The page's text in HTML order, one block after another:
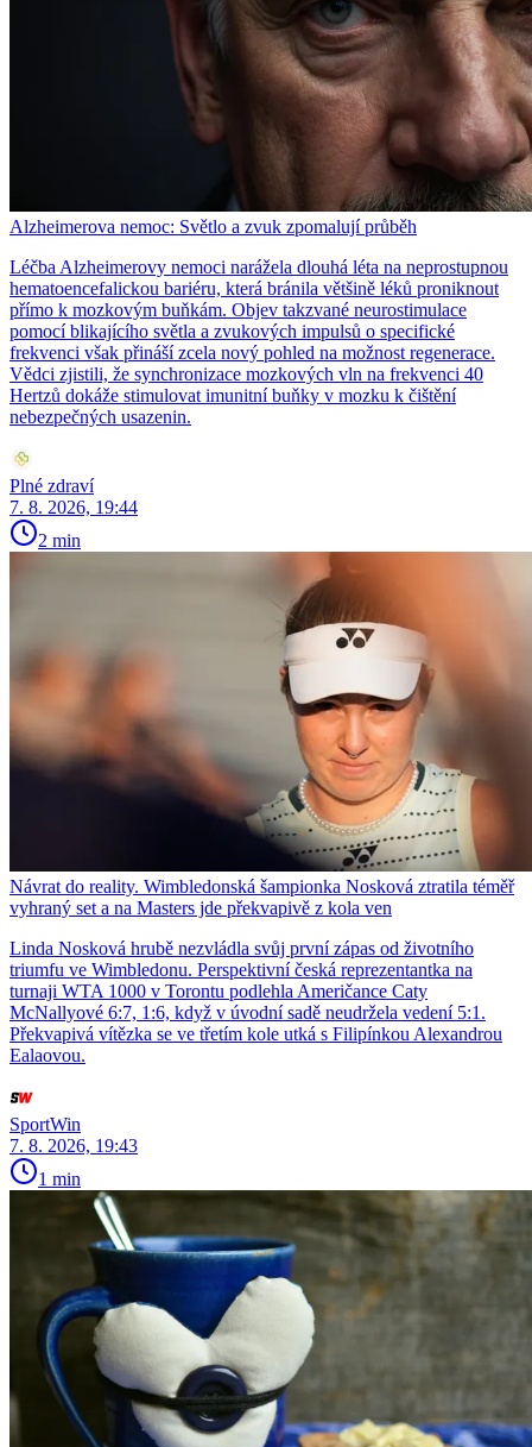
Alzheimerova nemoc: Světlo a zvuk zpomalují průběh
Léčba Alzheimerovy nemoci narážela dlouhá léta na neprostupnou
hematoencefalickou bariéru, která bránila většině léků proniknout
přímo k mozkovým buňkám. Objev takzvané neurostimulace
pomocí blikajícího světla a zvukových impulsů o specifické
frekvenci však přináší zcela nový pohled na možnost regenerace.
Vědci zjistili, že synchronizace mozkových vln na frekvenci 40
Hertzů dokáže stimulovat imunitní buňky v mozku k čištění
nebezpečných usazenin.
Plné zdraví
7. 8. 2026, 19:44
2 min
Návrat do reality. Wimbledonská šampionka Nosková ztratila téměř
vyhraný set a na Masters jde překvapivě z kola ven
Linda Nosková hrubě nezvládla svůj první zápas od životního
triumfu ve Wimbledonu. Perspektivní česká reprezentantka na
turnaji WTA 1000 v Torontu podlehla Američance Caty
McNallyové 6:7, 1:6, když v úvodní sadě neudržela vedení 5:1.
Překvapivá vítězka se ve třetím kole utká s Filipínkou Alexandrou
Ealaovou.
SportWin
7. 8. 2026, 19:43
1 min